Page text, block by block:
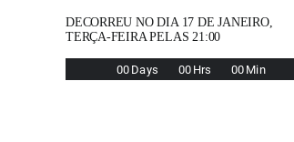
DECORREU NO DIA 17 DE JANEIRO,
TERÇA-FEIRA PELAS 21:00
00 Days 00 Hrs 00 Min